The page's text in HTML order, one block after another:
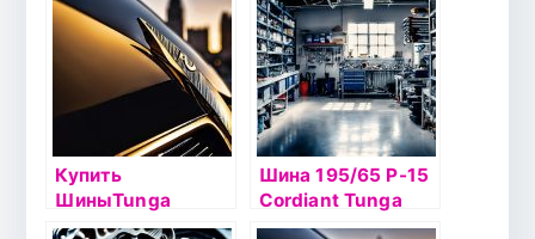
Купить
ШиныTunga
Nordway 2
Шина 195/65 Р-15
Cordiant Tunga
Zodiak2 95T б/к